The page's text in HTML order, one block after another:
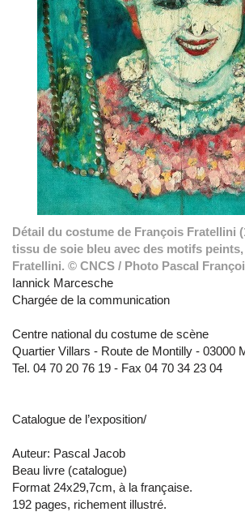
Détail du costume de François Fratellini
tissu de soie bleu avec des motifs
Fratellini. © CNCS / Photo Pascal
Iannick Marcesche
Chargée de la communication
Centre national du costume de scène
Quartier Villars - Route de Montilly - 03000
Tel. 04 70 20 76 19 - Fax 04 70 34 23 04
Catalogue de l’exposition/
Auteur: Pascal Jacob
Beau livre (catalogue)
Format 24x29,7cm, à la française.
192 pages, richement illustré.